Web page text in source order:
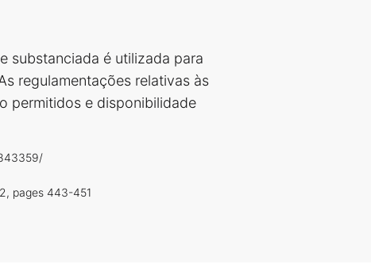
substanciada é utilizada para
regulamentações relativas às
permitidos e disponibilidade
pages 443-451